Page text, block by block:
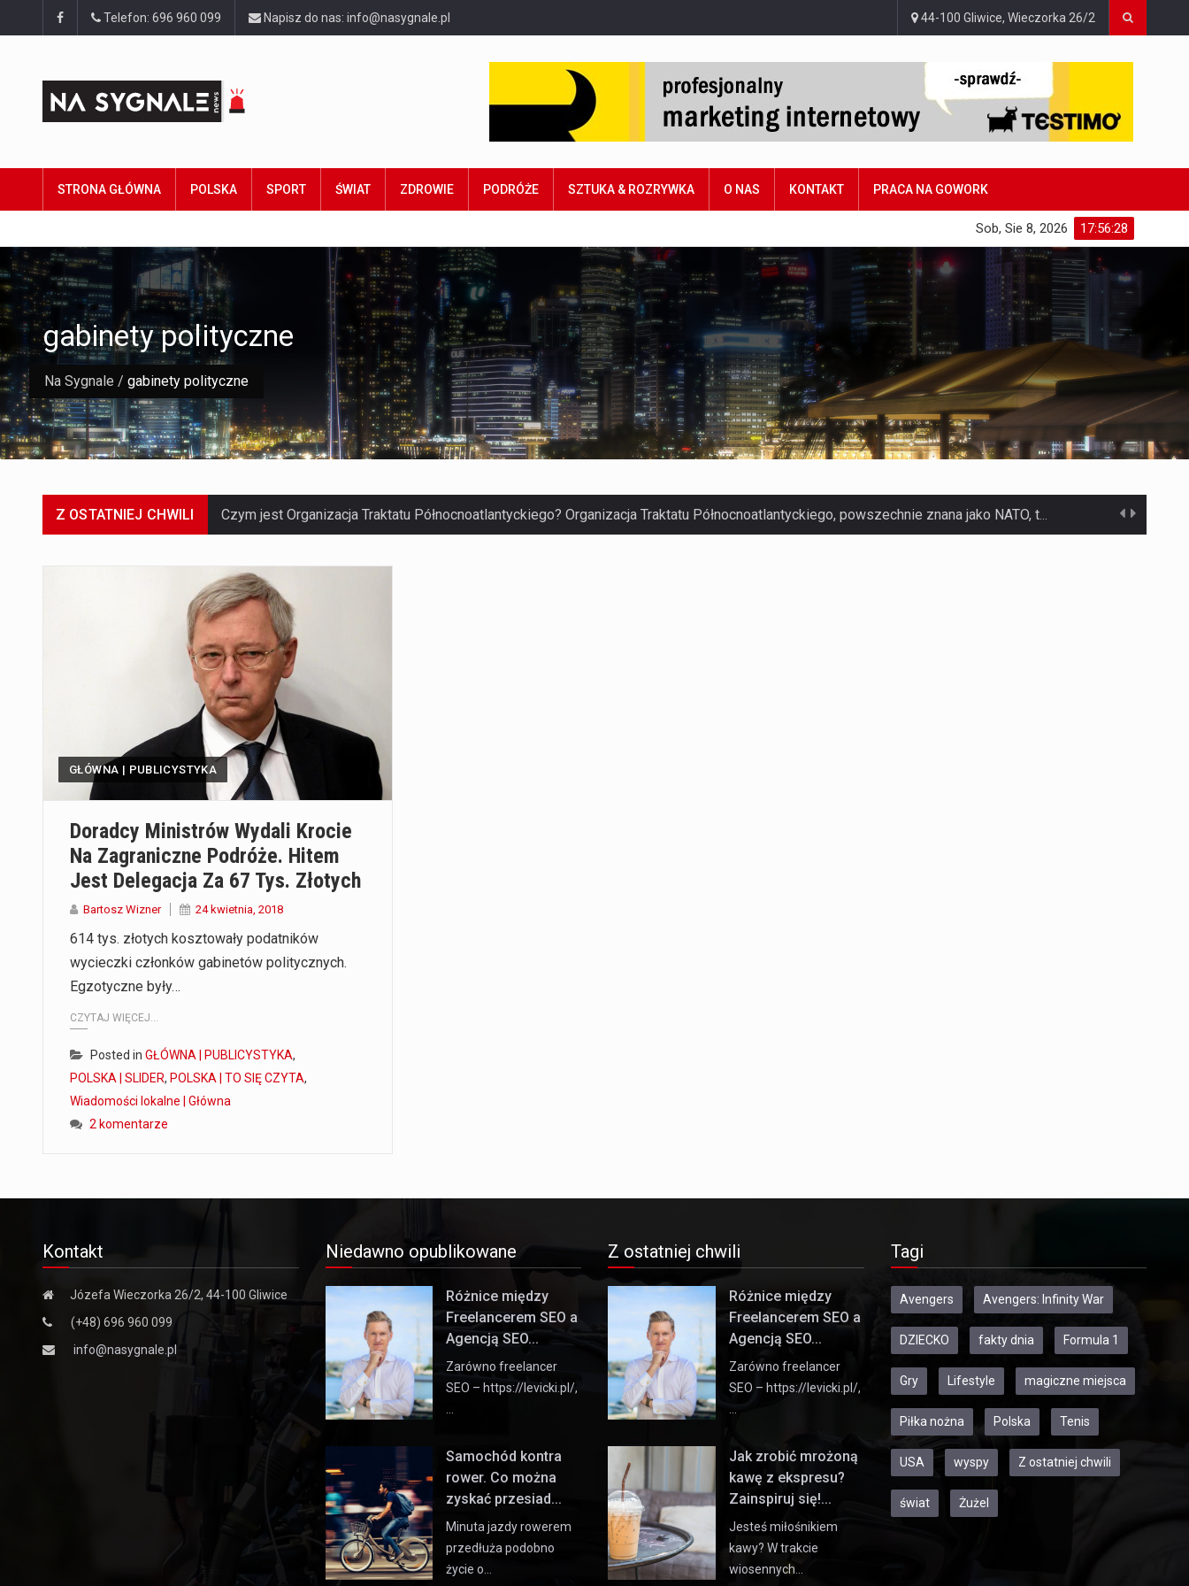
Telefon: 696 960 099 Napisz do nas: info@nasygnale.pl 44-100 Gliwice, Wieczorka 26/2
STRONA GŁÓWNA POLSKA SPORT ŚWIAT ZDROWIE PODRÓŻE SZTUKA & ROZRYWKA O NAS KONTAKT PRACA NA GOWORK
17:56:29
Sob, Sie 8, 2026
Na Sygnale / gabinety polityczne
gabinety polityczne
Z OSTATNIEJ CHWILI Czym jest Organizacja Traktatu Północnoatlantyckiego? Organizacja Traktatu Północnoatlantyckiego, powszechnie znana jako NATO, to międzynarodowy sojusz polityczno-wojskowy, który powstał 4 kwietnia 1949 roku. Został założony przez…
GŁÓWNA | PUBLICYSTYKA
Doradcy Ministrów Wydali Krocie
Na Zagraniczne Podróże. Hitem
Jest Delegacja Za 67 Tys. Złotych
Bartosz Wizner 24 kwietnia, 2018
614 tys. złotych kosztowały podatników
wycieczki członków gabinetów politycznych.
Egzotyczne były…
CZYTAJ WIĘCEJ...
Posted in GŁÓWNA | PUBLICYSTYKA,
POLSKA | SLIDER, POLSKA | TO SIĘ CZYTA,
Wiadomości lokalne | Główna
2 komentarze
Kontakt
Józefa Wieczorka 26/2, 44-100 Gliwice
(+48) 696 960 099
info@nasygnale.pl
Niedawno opublikowane
Różnice między
Freelancerem SEO a
Agencją SEO...
Zarówno freelancer
SEO – https://levicki.pl/,
Samochód kontra
rower. Co można
zyskać przesiad...
Minuta jazdy rowerem
przedłuża podobno
życie o…
Z ostatniej chwili
Różnice między
Freelancerem SEO a
Agencją SEO...
Zarówno freelancer
SEO – https://levicki.pl/,
Jak zrobić mrożoną
kawę z ekspresu?
Zainspiruj się!...
Jesteś miłośnikiem
kawy? W trakcie
wiosennych…
Tagi
Avengers Avengers: Infinity War
DZIECKO fakty dnia Formula 1
Gry Lifestyle magiczne miejsca
Piłka nożna Polska Tenis
USA wyspy Z ostatniej chwili
świat Żużel